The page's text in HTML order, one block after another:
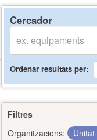
Cercador
Ordenar resultats per
Filtres
Organitzacions: